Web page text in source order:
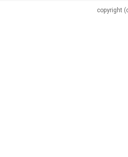
copyright